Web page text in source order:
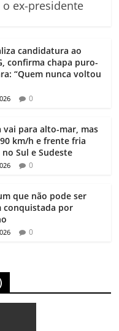
ex-presidente
candidatura ao
confirma chapa puro-
“Quem nunca voltou
0
vai para alto-mar, mas
km/h e frente fria
Sul e Sudeste
0
que não pode ser
conquistada por
0